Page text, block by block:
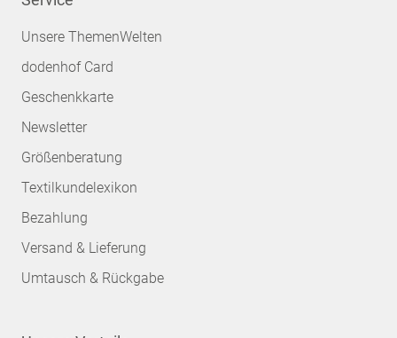
Unsere ThemenWelten
dodenhof Card
Geschenkkarte
Newsletter
Größenberatung
Textilkundelexikon
Bezahlung
Versand & Lieferung
Umtausch & Rückgabe